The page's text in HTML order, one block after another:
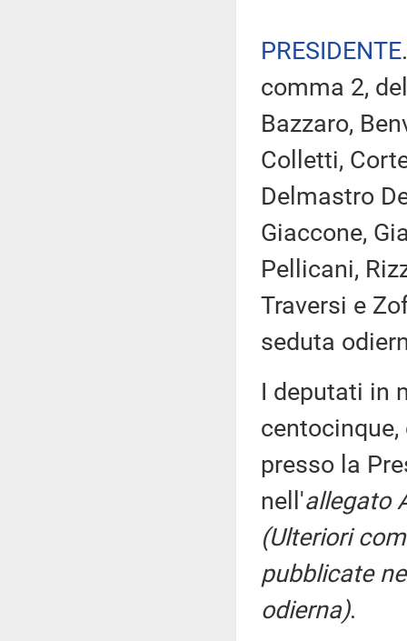
PRESIDENTE
comma 2,
Bazzaro,
Colletti,
Delmastro
Giaccone,
Pellicani,
Traversi e
seduta
I deputati in
presso la
nell'allegato
(Ulteriori
pubblicate
odierna).